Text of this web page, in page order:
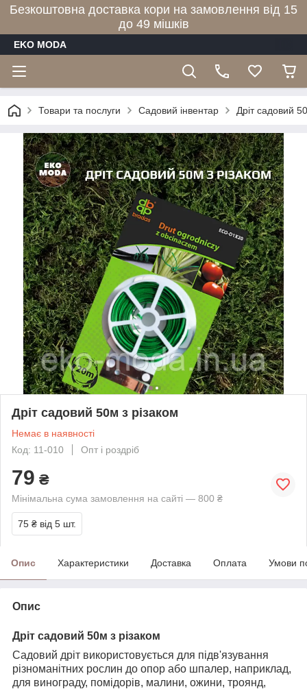
Безкоштовна доставка кори на замовлення від 15
до 49 мішків
EKO MODA
Товари та послуги Садовий інвентар Дріт садовий
Дріт садовий 50м з різаком
Немає в наявності
Код: 11-010
Опт і роздріб
79 ₴
Мінімальна сума замовлення на сайті — 800 ₴
75 ₴ від 5 шт.
Опис Характеристики Доставка Оплата Умови
Опис
Дріт садовий 50м з різаком
Садовий дріт використовується для підв'язування
різноманітних рослин до опор або шпалер, наприклад,
для винограду, помідорів, малини, ожини, троянд,